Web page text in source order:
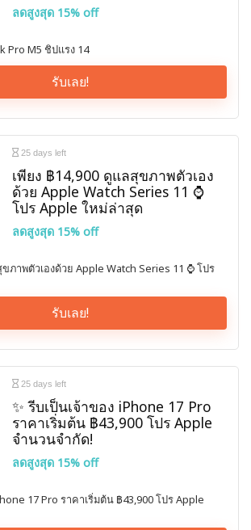
ลดสูงสุด 15% off
Pro M5 ชิปแรง 14
รับเลย!
25 days left
เพียง ฿14,900 ดูแลสุขภาพตัวเอง
ด้วย Apple Watch Series 11 ⌚️
โปร Apple ใหม่ล่าสุด
ลดสูงสุด 15% off
ภาพตัวเองด้วย Apple Watch Series 11 ⌚️ โปร
รับเลย!
25 days left
✨ รีบเป็นเจ้าของ iPhone 17 Pro
ราคาเริ่มต้น ฿43,900 โปร Apple
จำนวนจำกัด!
ลดสูงสุด 15% off
17 Pro ราคาเริ่มต้น ฿43,900 โปร Apple